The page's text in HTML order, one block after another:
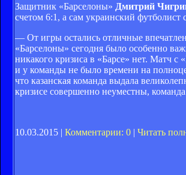
Защитник «Барселоны» Дмитрий
счетом 6:1, а сам украинский
— От игры остались отличные
«Барселоны» сегодня было особенно
никакого кризиса в «Барсе» нет. Матч
и у команды не было времени на
что казанская команда выдала
кризисе совершенно неуместны,
10.03.2015 | Комментарии: 0 | Читать